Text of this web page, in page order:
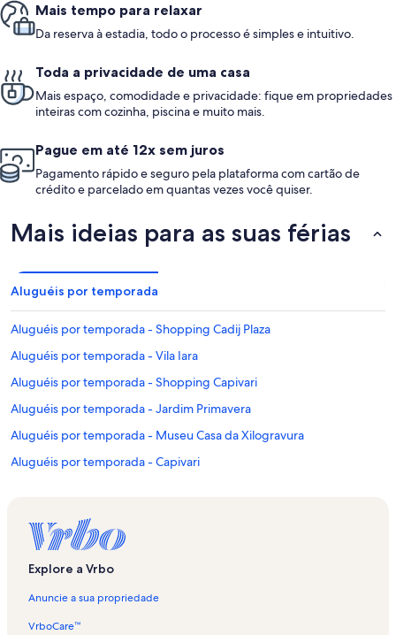
Mais tempo para relaxar
Da reserva à estadia, todo o processo é simples e intuitivo.
Toda a privacidade de uma casa
Mais espaço, comodidade e privacidade: fique em propriedades
inteiras com cozinha, piscina e muito mais.
Pague em até 12x sem juros
Pagamento rápido e seguro pela plataforma com cartão de
crédito e parcelado em quantas vezes você quiser.
Mais ideias para as suas férias
Aluguéis por temporada
Aluguéis por temporada - Shopping Cadij Plaza
Aluguéis por temporada - Vila Iara
Aluguéis por temporada - Shopping Capivari
Aluguéis por temporada - Jardim Primavera
Aluguéis por temporada - Museu Casa da Xilogravura
Aluguéis por temporada - Capivari
Aluguéis por temporada - Bondinho do Morro do Elefante
Aluguéis por temporada - Centro Universitário Senac Campos do
Explore a Vrbo
Anuncie a sua propriedade
VrboCare™